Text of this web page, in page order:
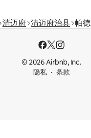
清迈府 清迈府治县 帕德
© 2026 Airbnb, Inc.
隐私
条款